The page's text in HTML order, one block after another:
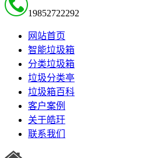
19852722292
网站首页
智能垃圾箱
分类垃圾箱
垃圾分类亭
垃圾箱百科
客户案例
关于皓玗
联系我们